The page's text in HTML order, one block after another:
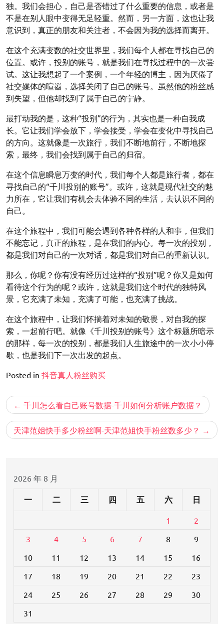
独。我们会担心，自己是否错过了什么重要的信息，或者是
不是在别人眼中变得无足轻重。然而，另一方面，这也让我
意识到，真正的朋友和关注者，不会因为我的选择而离开。
在这个充满变数的社交世界里，我们每个人都在寻找自己的
位置。或许，投别的账号，就是我们在寻找过程中的一次尝
试。这让我想起了一个案例，一个年轻的博主，因为厌倦了
社交媒体的喧嚣，选择关闭了自己的账号。虽然他的粉丝感
到失望，但他却找到了属于自己的宁静。
最打动我的是，这种“投别”的行为，其实也是一种自我成
长。它让我们学会放下，学会接受，学会在变化中寻找自己
的方向。这就像是一次旅行，我们不断地前行，不断地探
索，最终，我们会找到属于自己的归宿。
在这个信息瞬息万变的时代，我们每个人都是旅行者，都在
寻找自己的“千川投别的账号”。或许，这就是现代社交的魅
力所在，它让我们有机会去体验不同的生活，去认识不同的
自己。
在这个旅程中，我们可能会遇到各种各样的人和事，但我们
不能忘记，真正的旅程，是在我们的内心。每一次的投别，
都是我们对自己的一次对话，都是我们对自己的重新认识。
那么，你呢？你有没有经历过这样的“投别”呢？你又是如何
看待这个行为的呢？或许，这就是我们这个时代的独特风
景，它充满了未知，充满了可能，也充满了挑战。
在这个旅程中，让我们怀揣着对未知的敬畏，对自我的探
索，一起前行吧。就像《千川投别的账号》这个标题所暗示
的那样，每一次的投别，都是我们人生旅途中的一次小小停
歇，也是我们下一次出发的起点。
Posted in 抖音真人粉丝购买
文
章
导
千川怎么看自己账号数据-千川如何分析账户数据？
天津范姐快手多少粉丝啊-天津范姐快手粉丝数多少？
2026 年 8 月
一 二 三 四 五 六 日
1
2
3
4 5 6 7 8
9
10
11 12 13 14 15
16
17
18 19 20 21 22
23
24
25 26 27 28 29
30
31